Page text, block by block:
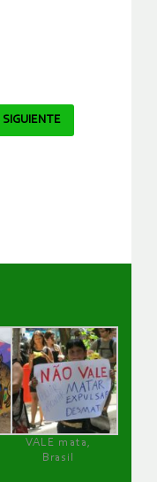
VALE mata,
Brasil